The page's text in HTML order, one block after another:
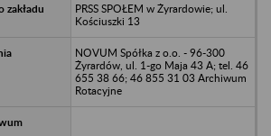
PRSS SPOŁEM w Żyrardowie; ul.
Kościuszki 13
NOVUM Spółka z o.o. - 96-300
Żyrardów, ul. 1-go Maja 43 A; tel. 46
655 38 66; 46 855 31 03 Archiwum
Rotacyjne